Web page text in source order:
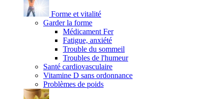
Forme et vitalité
Garder la forme
Médicament Fer
Fatigue, anxiété
Trouble du sommeil
Troubles de l'humeur
Santé cardiovasculaire
Vitamine D sans ordonnance
Problèmes de poids